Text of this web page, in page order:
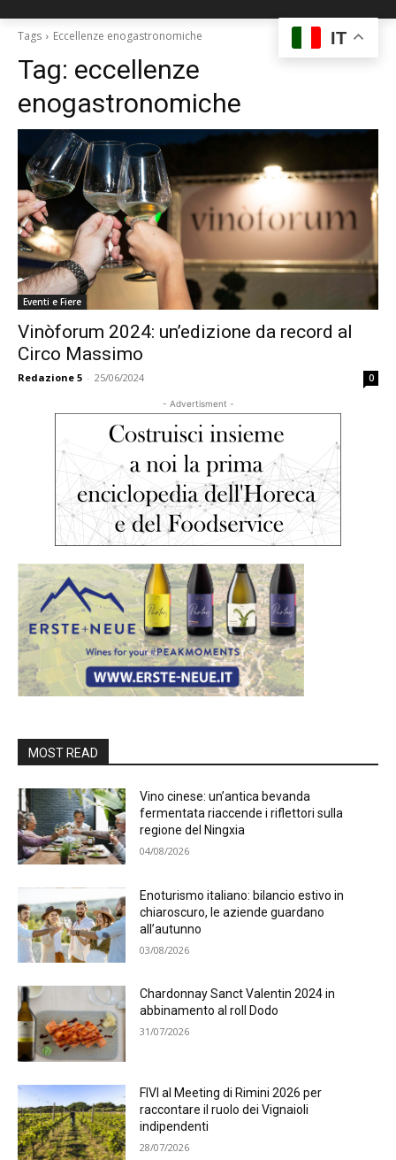
Tags Eccellenze enogastronomiche
Tag: eccellenze
enogastronomiche
Eventi e Fiere
Vinòforum 2024: un’edizione da record al
Circo Massimo
Redazione 5 - 25/06/2024 0
- Advertisment -
MOST READ
Vino cinese: un’antica bevanda
fermentata riaccende i riflettori sulla
regione del Ningxia
04/08/2026
Enoturismo italiano: bilancio estivo in
chiaroscuro, le aziende guardano
all’autunno
03/08/2026
Chardonnay Sanct Valentin 2024 in
abbinamento al roll Dodo
31/07/2026
FIVI al Meeting di Rimini 2026 per
raccontare il ruolo dei Vignaioli
indipendenti
28/07/2026
IT